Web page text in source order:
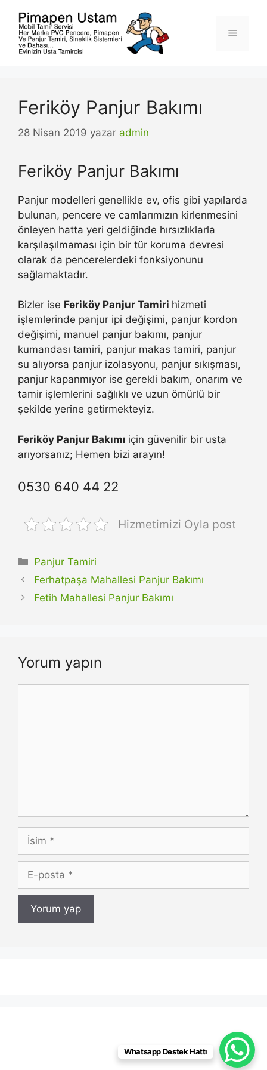
Menü
Feriköy Panjur Bakımı
28 Nisan 2019 yazar admin
Feriköy Panjur Bakımı
Panjur modelleri genellikle ev, ofis gibi yapılarda
bulunan, pencere ve camlarımızın kirlenmesini
önleyen hatta yeri geldiğinde hırsızlıklarla
karşılaşılmaması için bir tür koruma devresi
olarak da pencerelerdeki fonksiyonunu
sağlamaktadır.
Bizler ise Feriköy Panjur Tamiri hizmeti
işlemlerinde panjur ipi değişimi, panjur kordon
değişimi, manuel panjur bakımı, panjur
kumandası tamiri, panjur makas tamiri, panjur
su alıyorsa panjur izolasyonu, panjur sıkışması,
panjur kapanmıyor ise gerekli bakım, onarım ve
tamir işlemlerini sağlıklı ve uzun ömürlü bir
şekilde yerine getirmekteyiz.
Feriköy Panjur Bakımı için güvenilir bir usta
arıyorsanız; Hemen bizi arayın!
0530 640 44 22
Hizmetimizi Oyla post
Kategoriler
Panjur Tamiri
Ferhatpaşa Mahallesi Panjur Bakımı
Fetih Mahallesi Panjur Bakımı
Yorum yapın
İsim
posta
Whatsapp Destek Hattı